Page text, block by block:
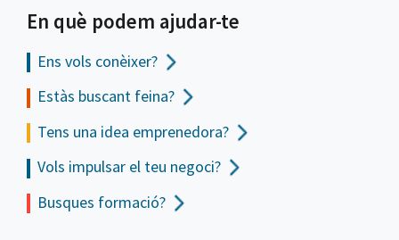
En què podem ajudar-te
Ens vols conèixer?
Estàs buscant feina?
Tens una idea emprenedora?
Vols impulsar el teu negoci?
Busques formació?